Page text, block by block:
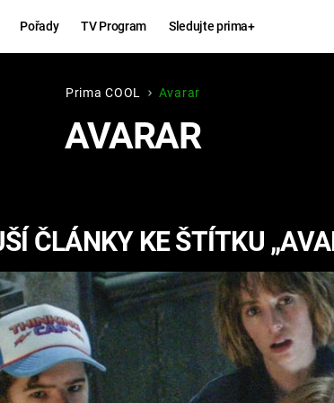
Pořady TV Program Sledujte prima+
KINGDOM
COME:
DELIVERANCE
ESPORT
CHUCK
NORRIS
Prima COOL Avarar
AVARAR
ČLÁNKY KE ŠTÍTKU